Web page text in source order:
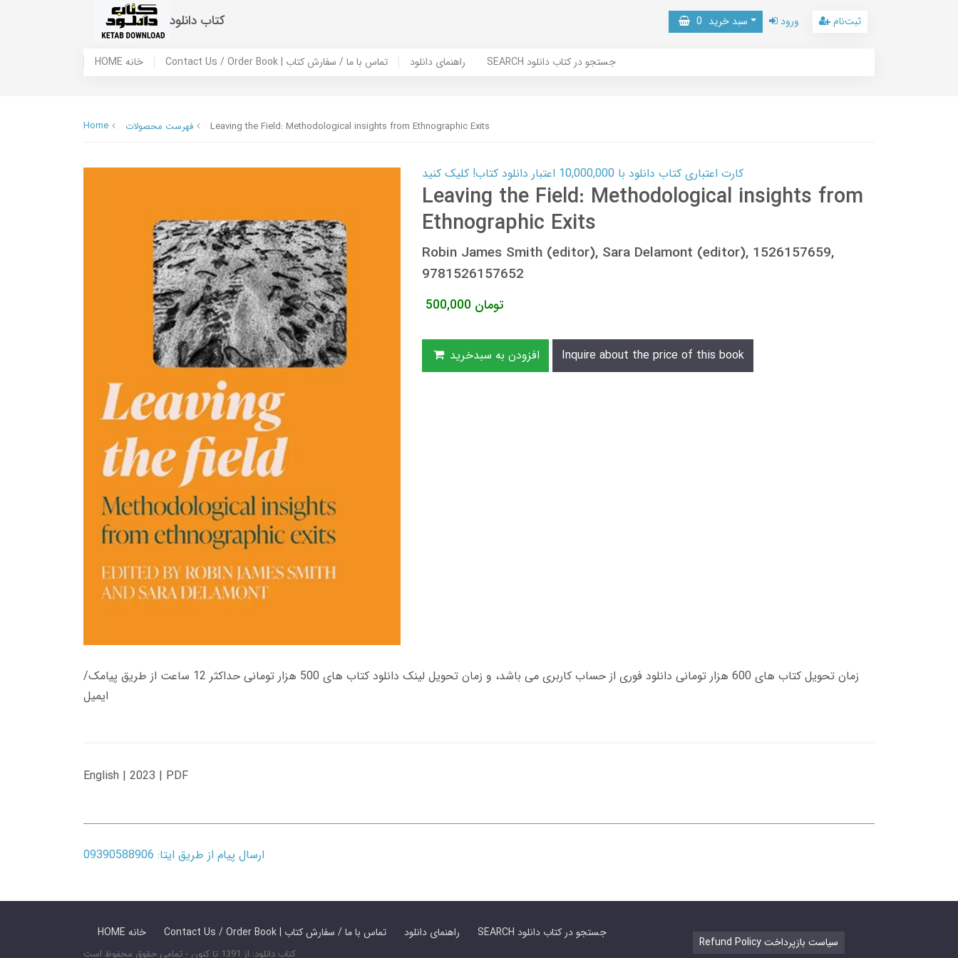
کتاب دانلود سبد خرید 0 ورود ثبت‌نام
HOME خانه Contact Us / Order Book | تماس با ما / سفارش کتاب راهنمای دانلود SEARCH جستجو در کتاب دانلود
Home فهرست محصولات Leaving the Field: Methodological insights from Ethnographic Exits
کارت اعتباری کتاب دانلود با 10,000,000 اعتبار دانلود کتاب! کلیک کنید
Leaving the Field: Methodological insights from
Ethnographic Exits
Robin James Smith (editor), Sara Delamont (editor), 1526157659,
9781526157652
500,000 تومان
افزودن به سبدخرید Inquire about the price of this book
زمان تحویل کتاب های 600 هزار تومانی دانلود فوری از حساب کاربری می باشد، و زمان تحویل لینک دانلود کتاب های 500 هزار تومانی حداکثر 12 ساعت از طریق پیامک/
ایمیل
English | 2023 | PDF
ارسال پیام از طریق ایتا: 09390588906
HOME خانه Contact Us / Order Book | تماس با ما / سفارش کتاب راهنمای دانلود SEARCH جستجو در کتاب دانلود
کتاب دانلود: از 1391 تا کنون - تمامی حقوق محفوظ است
Refund Policy سیاست بازپرداخت